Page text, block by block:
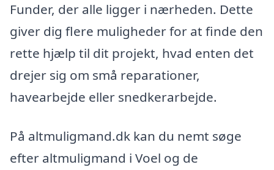
Funder, der alle ligger i nærheden. Dette
giver dig flere muligheder for at finde den
rette hjælp til dit projekt, hvad enten det
drejer sig om små reparationer,
havearbejde eller snedkerarbejde.
På altmuligmand.dk kan du nemt søge
efter altmuligmand i Voel og de